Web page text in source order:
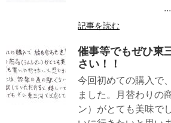
...
記事を読む
催事等でもぜひ東
さい！！
今回初めての購入で
ました。月替わりの
ン）がとても美味で